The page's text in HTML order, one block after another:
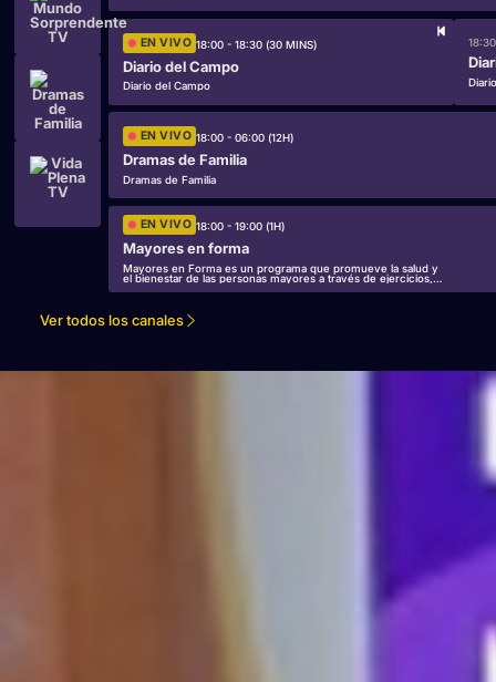
EN VIVO 18:00 - 18:30 (30 MINS)
Diario del Campo
Diario del Campo
EN VIVO 18:00 - 06:00 (12H)
Dramas de Familia
Dramas de Familia
EN VIVO 18:00 - 19:00 (1H)
Mayores en forma
Mayores en Forma es un programa que promueve la salud y
el bienestar de las personas mayores a través de ejercicios,
Ver todos los canales